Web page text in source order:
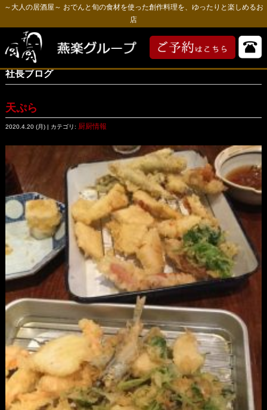
～大人の居酒屋～ おでんと旬の食材を使った創作料理を、ゆったりと楽しめるお
店
社長ブログ
天ぷら
2020.4.20 (月) | カテゴリ: 厨厨情報